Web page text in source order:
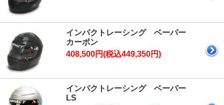
インパクトレーシング ベーパー
カーボン
408,500円(税込449,350円)
インパクトレーシング ベーパー
LS